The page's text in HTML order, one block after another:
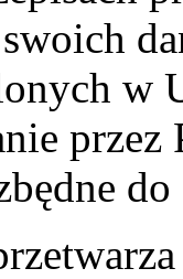
w
przez